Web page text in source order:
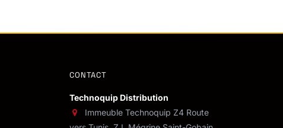
CONTACT
Technoquip Distribution
Immeuble Technoquip Z4 Route